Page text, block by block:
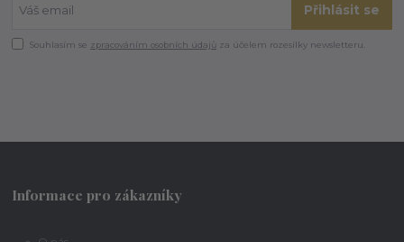
Přihlásit se
Souhlasím se zpracováním osobních údajů za účelem rozesílky newsletteru.
Informace pro zákazníky